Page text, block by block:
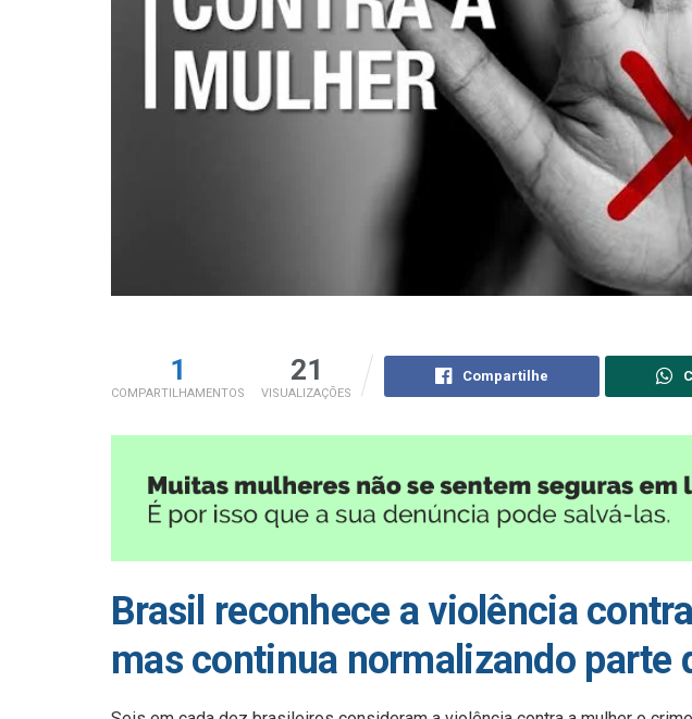
1
COMPARTILHAMENTOS
21
VISUALIZAÇÕES
Compartilhe
Brasil reconhece a violência
mas continua normalizando parte